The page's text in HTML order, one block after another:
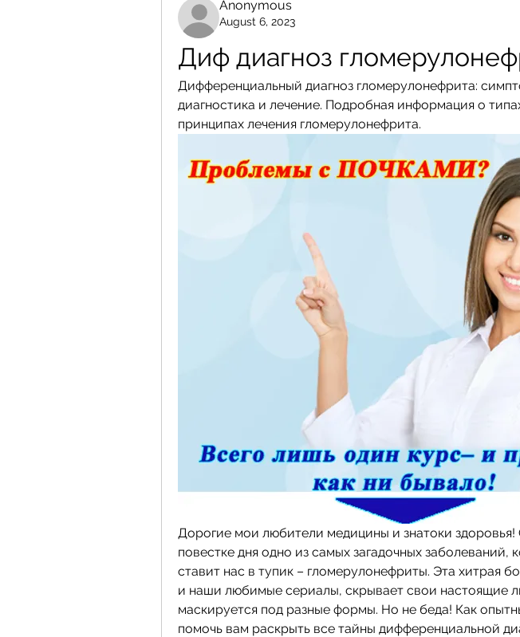
Anonymous
August 6, 2023
Диф диагноз
Дифференциальный диагноз гломерулонефрита:
диагностика и лечение. Подробная информация о
принципах лечения гломерулонефрита.
Дорогие мои любители медицины и знатоки здоровья!
повестке дня одно из самых загадочных заболеваний,
ставит нас в тупик – гломерулонефриты. Эта хитрая
и наши любимые сериалы, скрывает свои настоящие
маскируется под разные формы. Но не беда! Как
помочь вам раскрыть все тайны дифференциальной